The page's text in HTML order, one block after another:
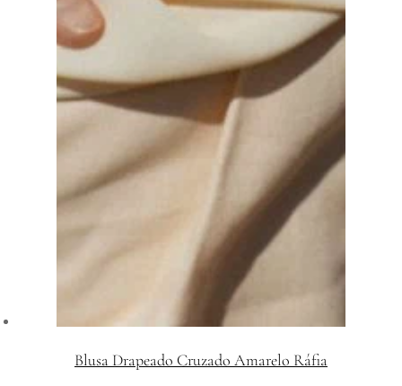
Blusa Drapeado Cruzado Amarelo Ráfia